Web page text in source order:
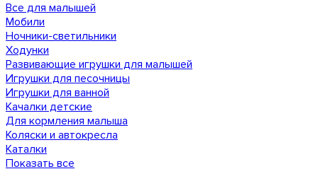
Все для малышей
Мобили
Ночники-светильники
Ходунки
Развивающие игрушки для малышей
Игрушки для песочницы
Игрушки для ванной
Качалки детские
Для кормления малыша
Коляски и автокресла
Каталки
Показать все